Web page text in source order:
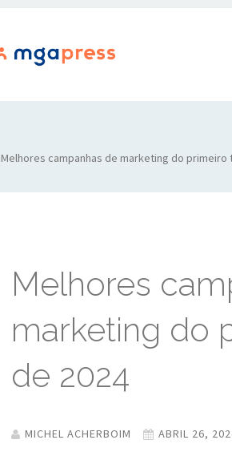
Melhores campanhas de marketing do primeiro
Melhores
marketing do
de 2024
MICHEL ACHERBOIM ABRIL 26,